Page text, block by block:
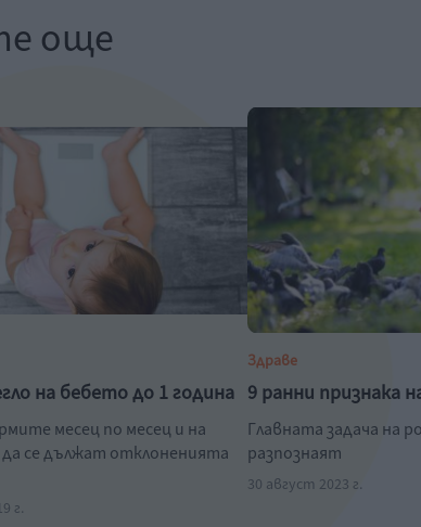
още
на бебето до 1 година
месец по месец и на
се дължат отклоненията
г.
Здраве
9 ранни признака
Главната задача на
разпознаят
30 август 2023 г.